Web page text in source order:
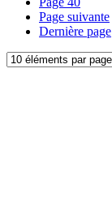
Page suivante
Dernière page